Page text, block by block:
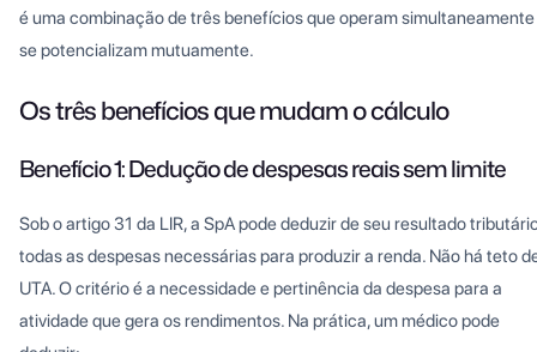
é uma combinação de três benefícios que operam simultaneamente
se potencializam mutuamente.
Os três benefícios que mudam o cálculo
Benefício 1: Dedução de despesas reais sem limite
Sob o artigo 31 da LIR, a SpA pode deduzir de seu resultado
todas as despesas necessárias para produzir a renda. Não há teto
UTA. O critério é a necessidade e pertinência da despesa para a
atividade que gera os rendimentos. Na prática, um médico pode